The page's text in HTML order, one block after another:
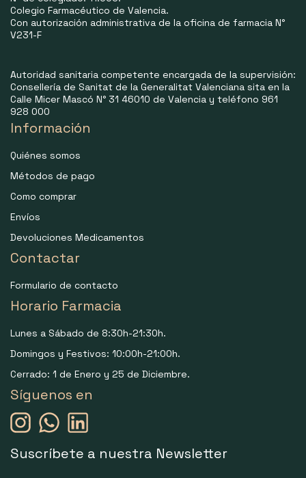
Colegio Farmacéutico de Valencia.
Con autorización administrativa de la oficina de farmacia N°
V231-F
Autoridad sanitaria competente encargada de la supervisión:
Consellería de Sanitat de la Generalitat Valenciana sita en la
Calle Micer Mascó N° 31 46010 de Valencia y teléfono 961
928 000
Información
Quiénes somos
Métodos de pago
Como comprar
Envíos
Devoluciones Medicamentos
Contactar
Formulario de contacto
Horario Farmacia
Lunes a Sábado de 8:30h-21:30h.
Domingos y Festivos: 10:00h-21:00h.
Cerrado: 1 de Enero y 25 de Diciembre.
Síguenos en
Suscríbete a nuestra Newsletter